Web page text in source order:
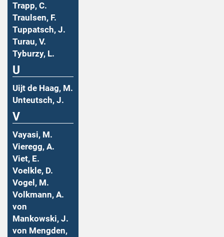
Trapp, C.
Traulsen, F.
Tuppatsch, J.
Turau, V.
Tyburzy, L.
U
Uijt de Haag, M.
Unteutsch, J.
V
Vayasi, M.
Vieregg, A.
Viet, E.
Voelkle, D.
Vogel, M.
Volkmann, A.
von
Mankowski, J.
von Mengden,